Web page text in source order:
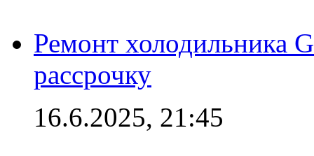
Ремонт холодильника
рассрочку
16.6.2025, 21:45